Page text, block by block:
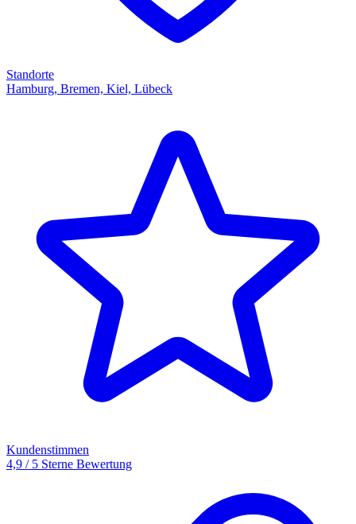
Standorte
Hamburg, Bremen, Kiel, Lübeck
Kundenstimmen
4,9 / 5 Sterne Bewertung